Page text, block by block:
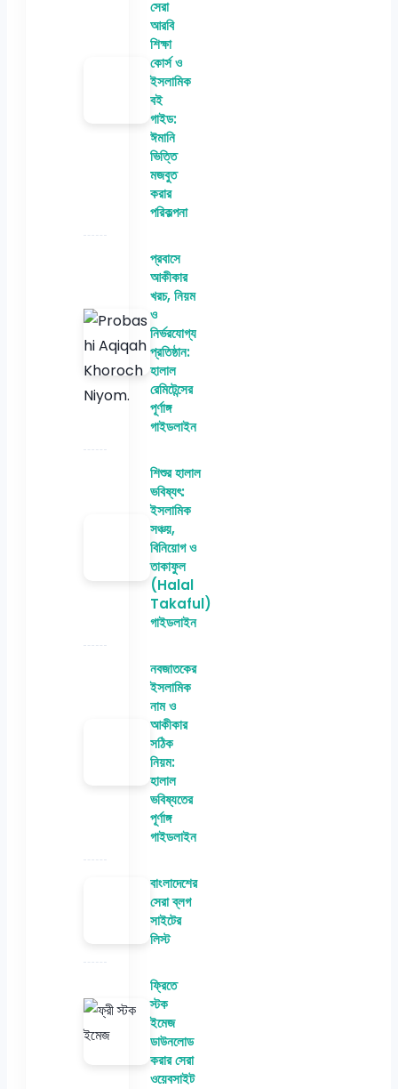
সেরা
আরবি
শিক্ষা
কোর্স ও
ইসলামিক
বই
গাইড:
ঈমানি
ভিত্তি
মজবুত
করার
পরিকল্পনা
প্রবাসে
আকীকার
খরচ, নিয়ম
ও
নির্ভরযোগ্য
প্রতিষ্ঠান:
হালাল
রেমিটেন্সের
পূর্ণাঙ্গ
গাইডলাইন
শিশুর হালাল
ভবিষ্যৎ:
ইসলামিক
সঞ্চয়,
বিনিয়োগ ও
তাকাফুল
(Halal
Takaful)
গাইডলাইন
নবজাতকের
ইসলামিক
নাম ও
আকীকার
সঠিক
নিয়ম:
হালাল
ভবিষ্যতের
পূর্ণাঙ্গ
গাইডলাইন
বাংলাদেশের
সেরা ব্লগ
সাইটের
লিস্ট
ফ্রিতে
স্টক
ইমেজ
ডাউনলোড
করার সেরা
ওয়েবসাইট